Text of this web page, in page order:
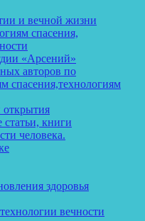
и вечной жизни
спасения,
«Арсений»
авторов по
спасения,технологиям
открытия
книги
человека.
здоровья
вечности